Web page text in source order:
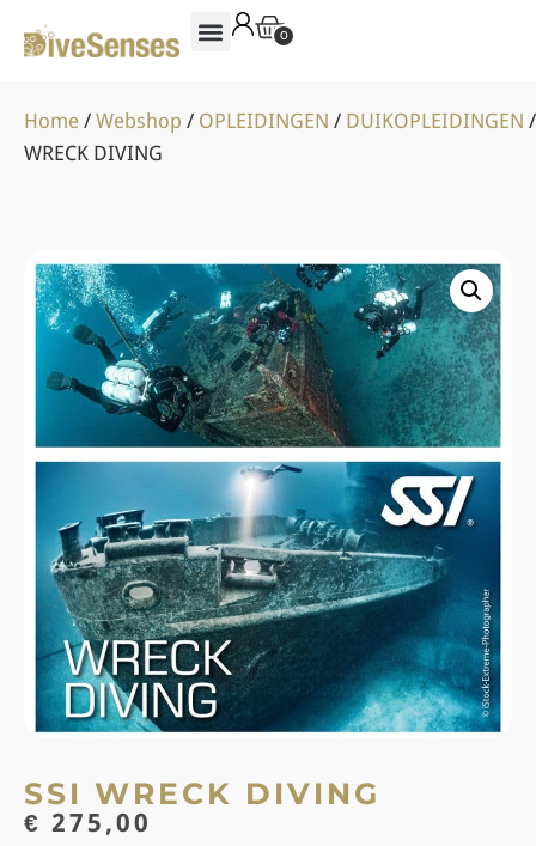
0
Home / Webshop / OPLEIDINGEN / DUIKOPLEIDINGEN
WRECK DIVING
SSI WRECK DIVING
€ 275,00